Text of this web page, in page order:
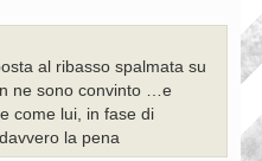
al ribasso spalmata su
ne sono convinto …e
come lui, in fase di
la pena